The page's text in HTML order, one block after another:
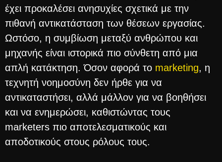
έχει προκαλέσει ανησυχίες σχετικά με την
πιθανή αντικατάσταση των θέσεων εργασίας.
Ωστόσο, η συμβίωση μεταξύ ανθρώπου και
μηχανής είναι ιστορικά πιο σύνθετη από μια
απλή κατάκτηση. Όσον αφορά το marketing, η
τεχνητή νοημοσύνη δεν ήρθε για να
αντικαταστήσει, αλλά μάλλον για να βοηθήσει
και να ενημερώσει, καθιστώντας τους
marketers πιο αποτελεσματικούς και
αποδοτικούς στους ρόλους τους.